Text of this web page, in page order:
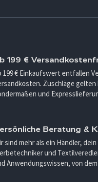
199 €
199 € Einkaufswert entfallen
Zuschläge gelten
und
Beratung &
sind mehr als ein Händler,
und
Anwendungswissen, von